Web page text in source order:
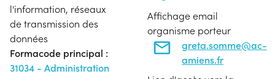
l'information, réseaux
de transmission des
données
Formacode principal :
31034 - Administration
Affichage email
organisme porteur
greta.somme@ac-
amiens.fr